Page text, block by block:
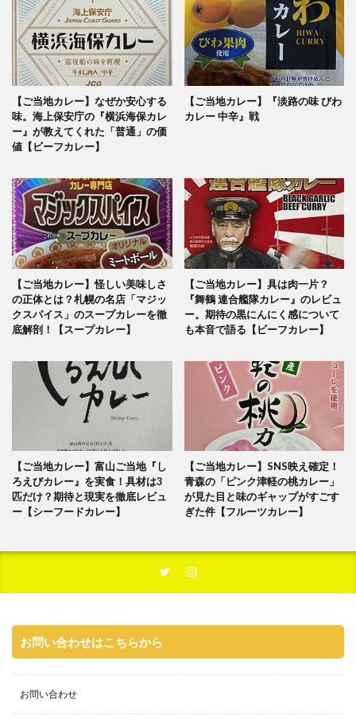
【ご当地カレー】なぜか安心する
味。海上保安庁の『横浜海保カレ
ー』が教えてくれた「普通」の価
値【ビーフカレー】
【ご当地カレー】『淡路の味 びわ
カレー 中辛』戦
【ご当地カレー】怪しい美味しさ
の正体とは？札幌の名店「マジッ
クスパイス」のスープカレーを徹
底解剖！【スープカレー】
【ご当地カレー】具は肉一片？
『舞鶴 連合艦隊カレー』のレビュ
ー。期待の黒にんにく感について
も本音で語る【ビーフカレー】
【ご当地カレー】富山ご当地『し
ろえびカレー』を実食！具材は3
匹だけ？期待と現実を徹底レビュ
ー【シーフードカレー】
【ご当地カレー】SNS映え確定！
青森の「ピンク津軽の桃カレー」
が見た目と味のギャップがすごす
ぎた件【フルーツカレー】
お問い合わせはこちらから
お問い合わせ